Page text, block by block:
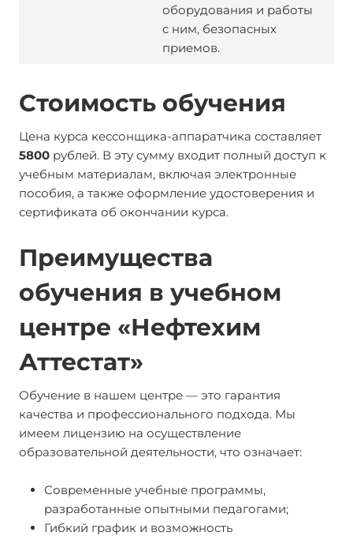
оборудования и работы
с ним, безопасных
приемов.
Стоимость обучения
Цена курса кессонщика-аппаратчика составляет
5800 рублей. В эту сумму входит полный доступ к
учебным материалам, включая электронные
пособия, а также оформление удостоверения и
сертификата об окончании курса.
Преимущества
обучения в учебном
центре «Нефтехим
Аттестат»
Обучение в нашем центре — это гарантия
качества и профессионального подхода. Мы
имеем лицензию на осуществление
образовательной деятельности, что означает:
Современные учебные программы,
разработанные опытными педагогами;
Гибкий график и возможность